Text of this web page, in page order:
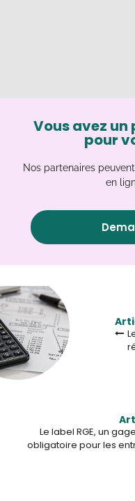
Vous avez
pour
Nos partenaires
en
Le label RGE, un
obligatoire pour les